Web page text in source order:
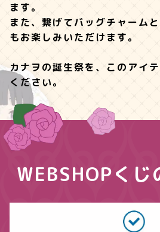
ます。
また、繋げてバッグチャーム
もお楽しみいただけます。
カナヲの誕生祭を、このアイ
ください。
WEBSHOPく